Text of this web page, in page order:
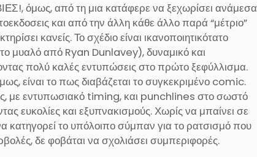
όμως, από τη μια κατάφερε να ξεχωρίσει ανάμεσα
και από την άλλη κάθε άλλο παρά “μέτριο”
κανείς. Το σχέδιο είναι ικανοποιητικότατο
μυαλό από Ryan Dunlavey), δυναμικό και
πολύ καλές εντυπώσεις στο πρώτο ξεφύλλισμα.
είναι το πως διαβάζεται το συγκεκριμένο comic.
με εντυπωσιακό timing, και punchlines στο σωστό
ευκολίες και εξυπνακισμούς. Χωρίς να μπαίνει σε
κατηγορεί το υπόλοιπο σύμπαν για το ρατσισμό που
δε φοβάται να σχολιάσει συμπεριφορές.